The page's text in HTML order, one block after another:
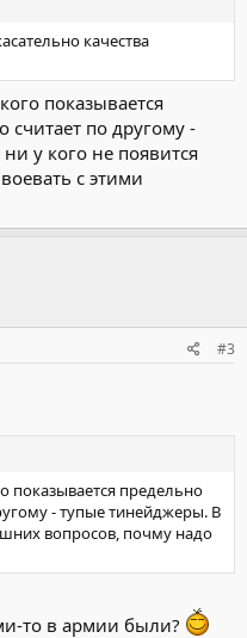
качества
показывается
считает по другому -
у кого не появится
с этими
#3
показывается предельно
- тупые тинейджеры. В
вопросов, почму надо
то в армии были?